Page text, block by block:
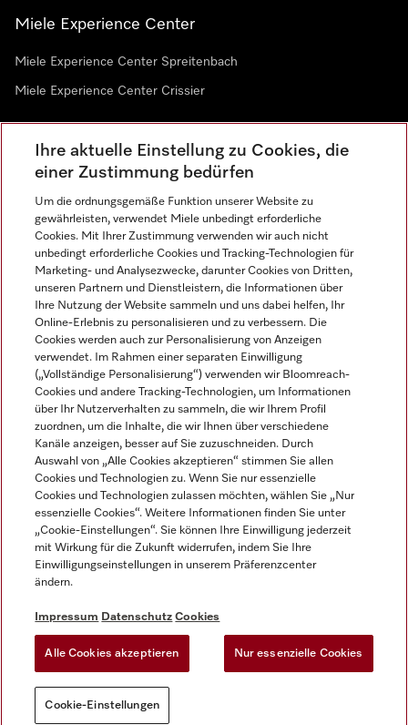
Miele Experience Center
Miele Experience Center Spreitenbach
Miele Experience Center Crissier
Newsletter
Sprache
DEUTSCH
Impressum
Datenschutz
Cookie-Einstellungen
Miele auf YoutubeMiele auf Instagram
Miele auf Facebook
Miele auf LinkedInMiele auf LinkedIn
Ihre aktuelle Einstellung zu Cookies, die
einer Zustimmung bedürfen
Um die ordnungsgemäße Funktion unserer Website zu
gewährleisten, verwendet Miele unbedingt erforderliche
Cookies. Mit Ihrer Zustimmung verwenden wir auch nicht
unbedingt erforderliche Cookies und Tracking-Technologien für
Marketing- und Analysezwecke, darunter Cookies von Dritten,
unseren Partnern und Dienstleistern, die Informationen über
Ihre Nutzung der Website sammeln und uns dabei helfen, Ihr
Online-Erlebnis zu personalisieren und zu verbessern. Die
Cookies werden auch zur Personalisierung von Anzeigen
verwendet. Im Rahmen einer separaten Einwilligung
(„Vollständige Personalisierung“) verwenden wir Bloomreach-
Cookies und andere Tracking-Technologien, um Informationen
über Ihr Nutzerverhalten zu sammeln, die wir Ihrem Profil
zuordnen, um die Inhalte, die wir Ihnen über verschiedene
Kanäle anzeigen, besser auf Sie zuzuschneiden. Durch
Auswahl von „Alle Cookies akzeptieren“ stimmen Sie allen
Cookies und Technologien zu. Wenn Sie nur essenzielle
Cookies und Technologien zulassen möchten, wählen Sie „Nur
essenzielle Cookies“. Weitere Informationen finden Sie unter
„Cookie-Einstellungen“. Sie können Ihre Einwilligung jederzeit
mit Wirkung für die Zukunft widerrufen, indem Sie Ihre
Einwilligungseinstellungen in unserem Präferenzcenter
ändern.
Impressum Datenschutz Cookies
Alle Cookies akzeptieren Nur essenzielle Cookies
Cookie-Einstellungen